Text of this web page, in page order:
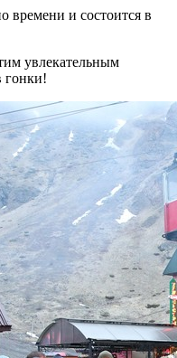
времени и состоится в
увлекательным
гонки!